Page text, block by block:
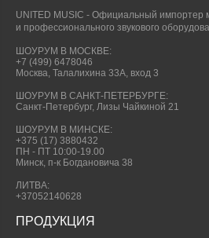
UNITED MUSIC - Официальный импортер
и профессионального звукового
ШОУРУМ В МОСКВЕ:
+7 (499) 6478046
Москва, Талалихина 33А, вход 3
ШОУРУМ В САНКТ-ПЕТЕРБУРГЕ:
Санкт-Петербург, Лизы Чайкиной 21
ШОУРУМ В МИНСКЕ:
+375 (17) 3880432
ПН - ПТ 10:00-19.00
Минск, п-к Богдановича 38
ЛИТВА:
+37052140628
ПРОДУКЦИЯ